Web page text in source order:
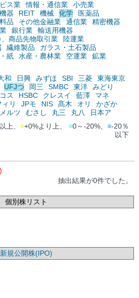
ス業 情報・通信業
小売業
器 REIT 機械 化学
医薬品
品 その他金融業 通信業
精密機器
銀行業
輸送用機器
、商品先物取引業
陸運業
繊維製品
ガラス・土石製品
紙 水産・農林業 空運業
鉱業
和 日興 みずほ SBI 三菱
東海東京
UFJつ 岡三 SMBC 東洋
みどり
ス HSBC クレスイ 藍澤
マネ
ィリ JPモ NIS 髙木 オリ
かざか
ルツ むさし 丸三 丸八
日本ア
上、 ■+0%より上、 ■0～-20%、 ■-20％
以下
抽出結果が0件でした。
個別株リスト
新規公開株(IPO)